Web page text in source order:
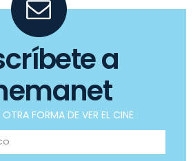
a
OTRA FORMA DE VER EL CINE